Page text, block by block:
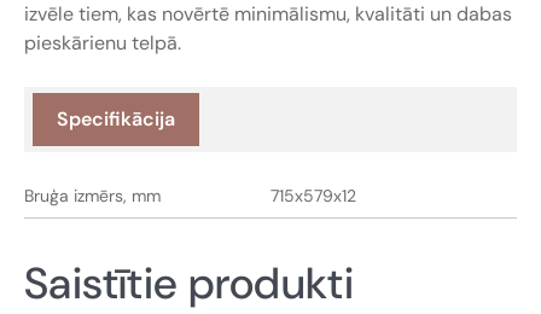
izvēle tiem, kas novērtē minimālismu, kvalitāti un dabas
pieskārienu telpā.
Specifikācija
Bruģa izmērs, mm 715x579x12
Saistītie produkti